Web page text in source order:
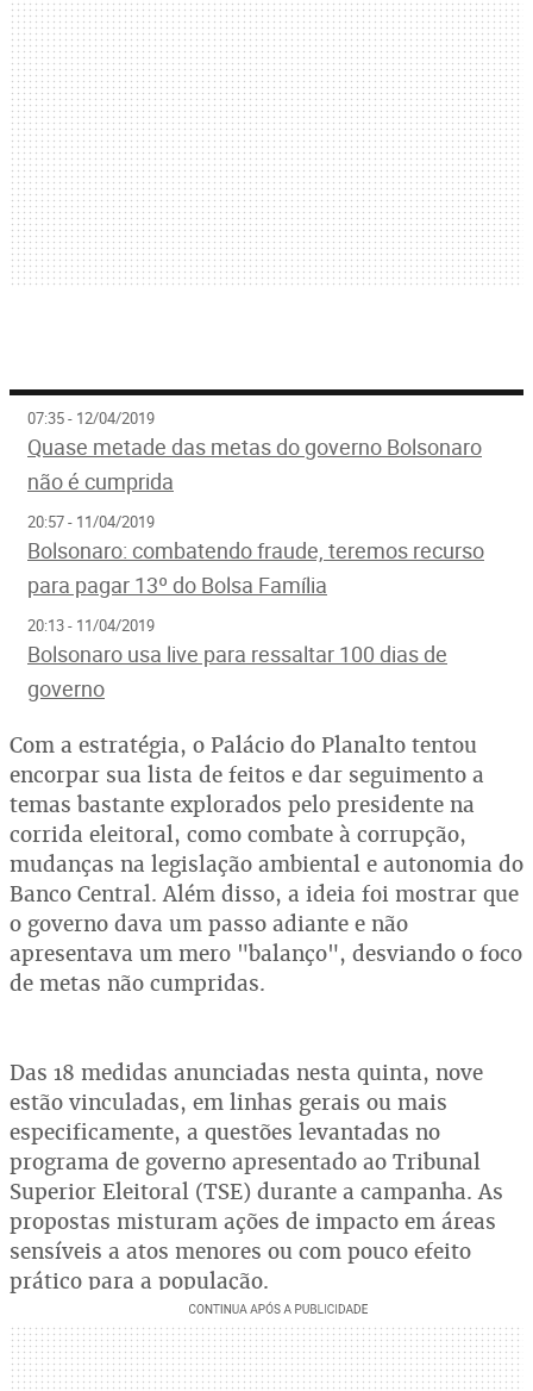
07:35 - 12/04/2019
Quase metade das metas do governo Bolsonaro
não é cumprida
20:57 - 11/04/2019
Bolsonaro: combatendo fraude, teremos recurso
para pagar 13º do Bolsa Família
20:13 - 11/04/2019
Bolsonaro usa live para ressaltar 100 dias de
governo
Com a estratégia, o Palácio do Planalto tentou
encorpar sua lista de feitos e dar seguimento a
temas bastante explorados pelo presidente na
corrida eleitoral, como combate à corrupção,
mudanças na legislação ambiental e autonomia do
Banco Central. Além disso, a ideia foi mostrar que
o governo dava um passo adiante e não
apresentava um mero "balanço", desviando o foco
de metas não cumpridas.
Das 18 medidas anunciadas nesta quinta, nove
estão vinculadas, em linhas gerais ou mais
especificamente, a questões levantadas no
programa de governo apresentado ao Tribunal
Superior Eleitoral (TSE) durante a campanha. As
propostas misturam ações de impacto em áreas
sensíveis a atos menores ou com pouco efeito
prático para a população.